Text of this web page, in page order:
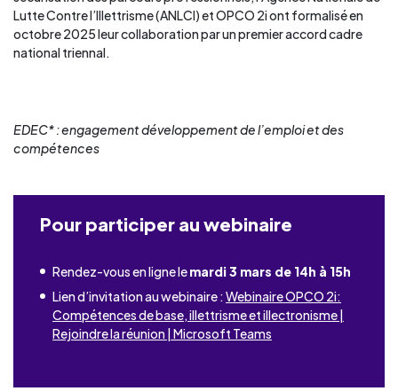
Lutte Contre l’Illettrisme (ANLCI) et OPCO 2i ont formalisé en
octobre 2025 leur collaboration par un premier accord cadre
national triennal.
EDEC* : engagement développement de l’emploi et des
compétences
Pour participer au webinaire
Rendez-vous en ligne lemardi 3 mars de 14h à 15h
Lien d’invitation au webinaire : Webinaire OPCO 2i:
Compétences de base, illettrisme et illectronisme |
Rejoindre la réunion | Microsoft Teams